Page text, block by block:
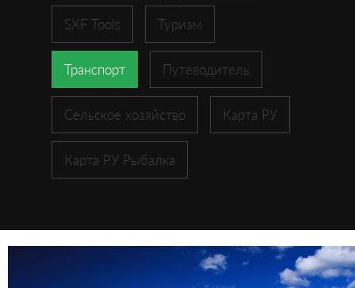
SXF Tools Туризм
Транспорт Путеводитель
Сельское хозяйство Карта РУ
Карта РУ Рыбалка